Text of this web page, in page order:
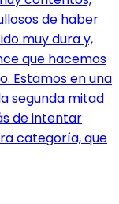
de haber
muy dura y,
que hacemos
Estamos en una
segunda mitad
de intentar
categoría, que